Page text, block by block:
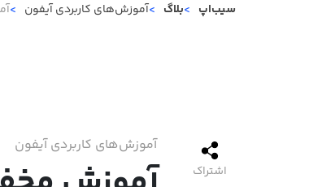
سیب‌اپ بلاگ آموزش‌های کاربردی آیفون
آموزش‌های کاربردی آیفون
اشتراک